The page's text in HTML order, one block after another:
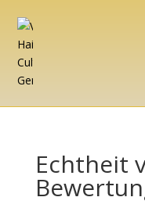
Echtheit